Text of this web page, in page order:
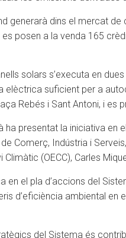
generarà dins el mercat
posen a la venda 165
solars s’executa en
elèctrica suficient per a
Rebés i Sant Antoni, i es
ha presentat la iniciativa
Comerç, Indústria i
Climàtic (OECC), Carles
en el pla d’accions del
d’eficiència ambiental
del Sistema és